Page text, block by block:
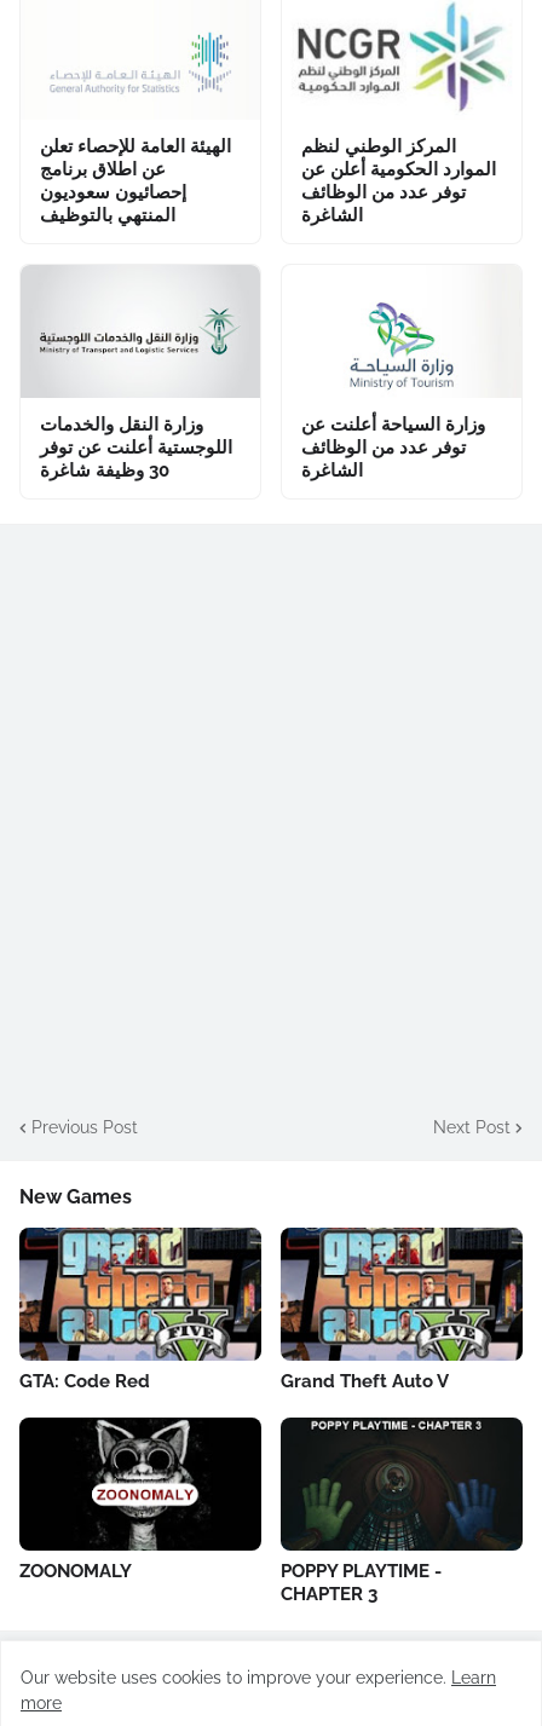
الهيئة العامة للإحصاء تعلن
عن اطلاق برنامج
إحصائيون سعوديون
المنتهي بالتوظيف
المركز الوطني لنظم
الموارد الحكومية أعلن عن
توفر عدد من الوظائف
الشاغرة
وزارة النقل والخدمات
اللوجستية أعلنت عن توفر
30 وظيفة شاغرة
وزارة السياحة أعلنت عن
توفر عدد من الوظائف
الشاغرة
Previous Post Next Post
New Games
GTA: Code Red Grand Theft Auto V
ZOONOMALY
POPPY PLAYTIME -
CHAPTER 3
Our website uses cookies to improve your experience.
Learn
more